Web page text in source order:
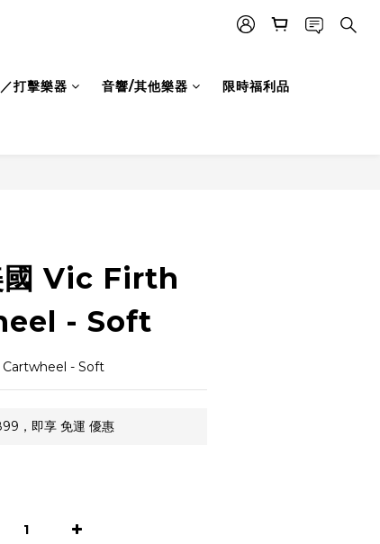
打擊樂器 音響/其他樂器 限時福利品
國 Vic Firth
- Soft
Cartwheel - Soft
，即享 免運 優惠